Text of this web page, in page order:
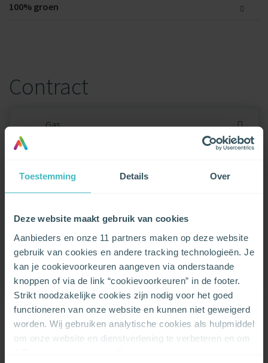
Toestemming Details Over
Deze website maakt gebruik van cookies
Aanbieders en onze 11 partners maken op deze website
gebruik van cookies en andere tracking technologieën. Je
kan je cookievoorkeuren aangeven via onderstaande
knoppen of via de link “cookievoorkeuren” in de footer.
Strikt noodzakelijke cookies zijn nodig voor het goed
functioneren van onze website en kunnen niet geweigerd
worden. Wij gebruiken analytische cookies als hulpmiddel
om onze website en dienstverlening te verbeteren en om
100% groen
Contract
Gas
Product
Gas Variabel
Groene oorsprong
100%